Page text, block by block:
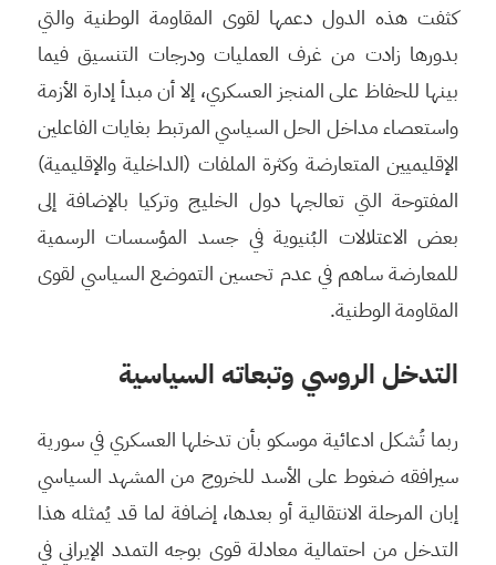
كثفت هذه الدول دعمها لقوى المقاومة الوطنية والتي
بدورها زادت من غرف العمليات ودرجات التنسيق فيما
بينها للحفاظ على المنجز العسكري، إلا أن مبدأ إدارة الأزمة
واستعصاء مداخل الحل السياسي المرتبط بغايات الفاعلين
الإقليميين المتعارضة وكثرة الملفات (الداخلية والإقليمية)
المفتوحة التي تعالجها دول الخليج وتركيا بالإضافة إلى
بعض الاعتلالات البُنيوية في جسد المؤسسات الرسمية
للمعارضة ساهم في عدم تحسين التموضع السياسي لقوى
المقاومة الوطنية.
التدخل الروسي وتبعاته السياسية
ربما تُشكل ادعائية موسكو بأن تدخلها العسكري في سورية
سيرافقه ضغوط على الأسد للخروج من المشهد السياسي
إبان المرحلة الانتقالية أو بعدها، إضافة لما قد يُمثله هذا
التدخل من احتمالية معادلة قوى بوجه التمدد الإيراني في